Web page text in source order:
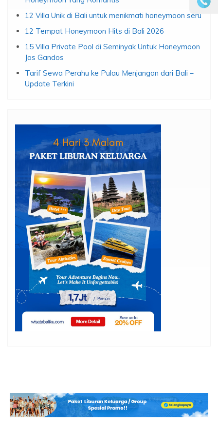
12 Villa Unik di Bali untuk menikmati honeymoon seru
12 Tempat Honeymoon Hits di Bali 2026
15 Villa Private Pool di Seminyak Untuk Honeymoon
Jos Gandos
Tarif Sewa Perahu ke Pulau Menjangan dari Bali –
Update Terkini